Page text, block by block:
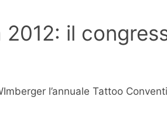
il
l’annuale Tattoo